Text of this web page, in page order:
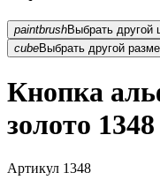
paintbrush
cubeВыбрать другой
Кнопка
золото 1348
Артикул 1348